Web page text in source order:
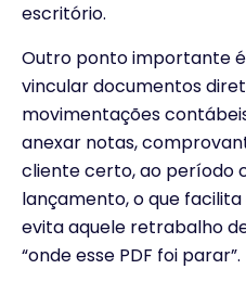
escritório.
Outro ponto importante
vincular documentos
movimentações
anexar notas,
cliente certo, ao período
lançamento, o que
evita aquele retrabalho
“onde esse PDF foi parar”.